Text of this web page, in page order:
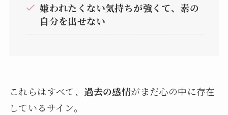
嫌われたくない気持ちが強くて、素の
自分を出せない
これらはすべて、 過去の感情がまだ心の中に存在
しているサイン。